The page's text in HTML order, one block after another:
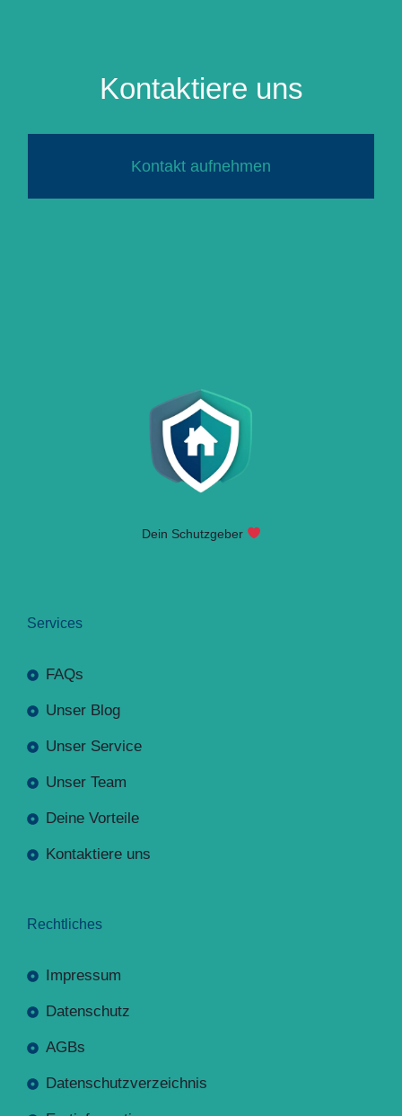
Kontaktiere uns
Kontakt aufnehmen
Dein Schutzgeber
Services
FAQs
Unser Blog
Unser Service
Unser Team
Deine Vorteile
Kontaktiere uns
Rechtliches
Impressum
Datenschutz
AGBs
Datenschutzverzeichnis